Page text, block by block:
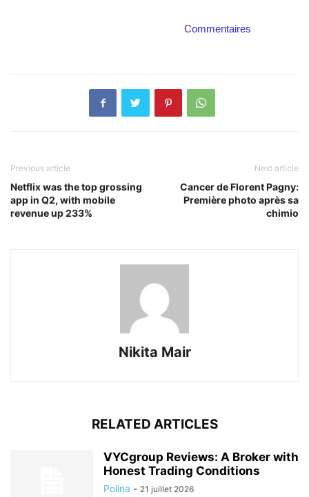
Commentaires
Previous article
Netflix was the top grossing
app in Q2, with mobile
revenue up 233%
Next article
Cancer de Florent Pagny:
Première photo après sa
chimio
Nikita Mair
RELATED ARTICLES
VYCgroup Reviews: A Broker with
Honest Trading Conditions
Polina - 21 juillet 2026